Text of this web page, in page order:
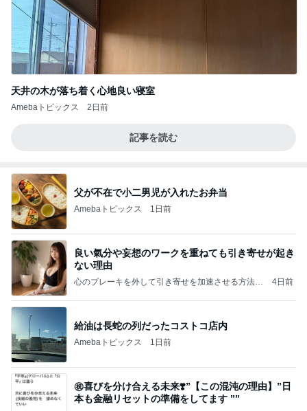
天井の木が落ち着く心地良い寝室
Amebaトピックス 2日前
記事を読む
父が不在で小二男児が入れたお弁当
Amebaトピックス 1日前
良い氣分や妄想のワークを重ねても引き寄せが起き
ない理由
心のブレーキを外して引き寄せを加速させる方法：
4日前
給油は長蛇の列だったコストコ店内
Amebaトピックス 1日前
㊗️喜びを分け合える未来❣️”【この混沌の理由】”⽇
本も⾦融リセットの準備をしてます ””